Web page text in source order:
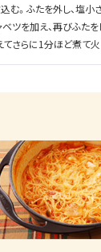
。ふたを外し、塩小
ベツを加え、再びふた
てさらに1分ほど煮て